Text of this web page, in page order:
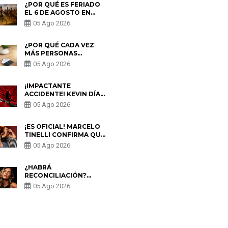
¿POR QUÉ ES FERIADO
EL 6 DE AGOSTO EN
PERÚ? ESTA ES LA
HISTORIA
05 Ago 2026
¿POR QUÉ CADA VEZ
MÁS PERSONAS
UTILIZAN UNA VPN
PARA PROTEGER SU
05 Ago 2026
¡IMPACTANTE
ACCIDENTE! KEVIN DÍAZ
CAE DESDE OCHO
METROS EN “ESTO ES
PREOCUPACIÓN
05 Ago 2026
¡ES OFICIAL! MARCELO
TINELLI CONFIRMA QUE
REGRESÓ CON MILETT
FIGUEROA: “EL AMOR
05 Ago 2026
¿HABRÁ
RECONCILIACIÓN?
MARIO HART ADMITE
QUE PODRÍA VOLVER
05 Ago 2026